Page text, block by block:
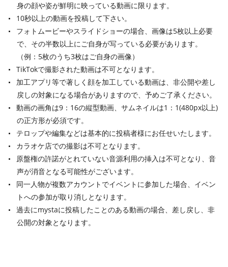
身の顔や姿が鮮明に映っている動画に限ります。
10秒以上の動画を投稿して下さい。
フォトムービーやスライドショーの場合、画像は5枚以上必要
で、その半数以上にご自身が写っている必要があります。
（例：5枚のうち3枚はご自身の画像）
TikTokで撮影された動画は不可となります。
加工アプリ等で著しく顔を加工している動画は、非公開や差し
戻しの対象になる場合がありますので、予めご了承ください。
動画の画角は9：16の縦型動画、サムネイルは1：1(480px以上)
の正方形が必須です。
テロップや編集などは基本的に投稿者様にお任せいたします。
カラオケ店での撮影は不可となります。
原盤権の許諾がとれていない音源利用の挿入は不可となり、音
声が消音となる可能性がございます。
同一人物が複数アカウントでイベントに参加した場合、イベン
トへの参加が取り消しとなります。
過去にmystaに投稿したことのある動画の場合、差し戻し、非
公開の対象となります。